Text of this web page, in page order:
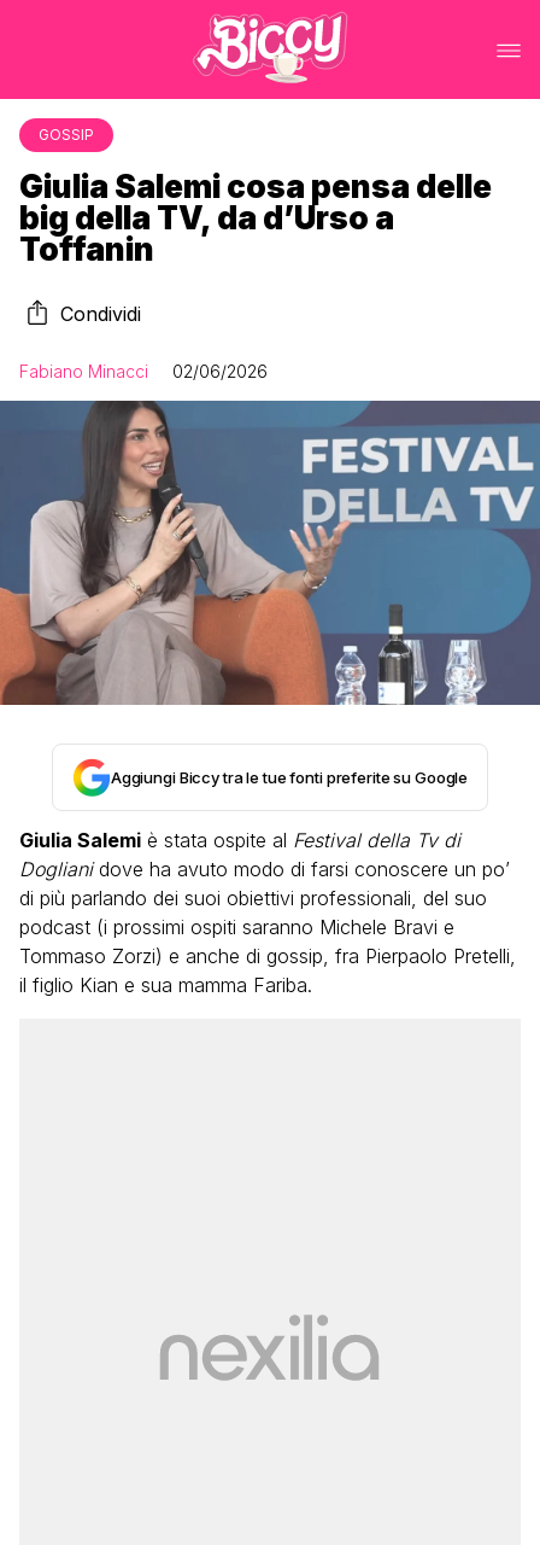
GOSSIP
Giulia Salemi cosa pensa delle
big della TV, da d’Urso a
Toffanin
Condividi
Fabiano Minacci 02/06/2026
Aggiungi Biccy tra le tue fonti preferite su Google
Giulia Salemi è stata ospite al Festival della Tv di
Doglianidove ha avuto modo di farsi conoscere un po’
di più parlando dei suoi obiettivi professionali, del suo
podcast (i prossimi ospiti saranno Michele Bravi e
Tommaso Zorzi) e anche di gossip, fra Pierpaolo Pretelli,
il figlio Kian e sua mamma Fariba.